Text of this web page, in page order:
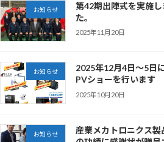
お知らせ
第42期出陣式を実施し
た。
2025年11月20日
お知らせ
2025年12月4日～5日
PVショーを行います
2025年10月20日
お知らせ
産業メカトロニクス製